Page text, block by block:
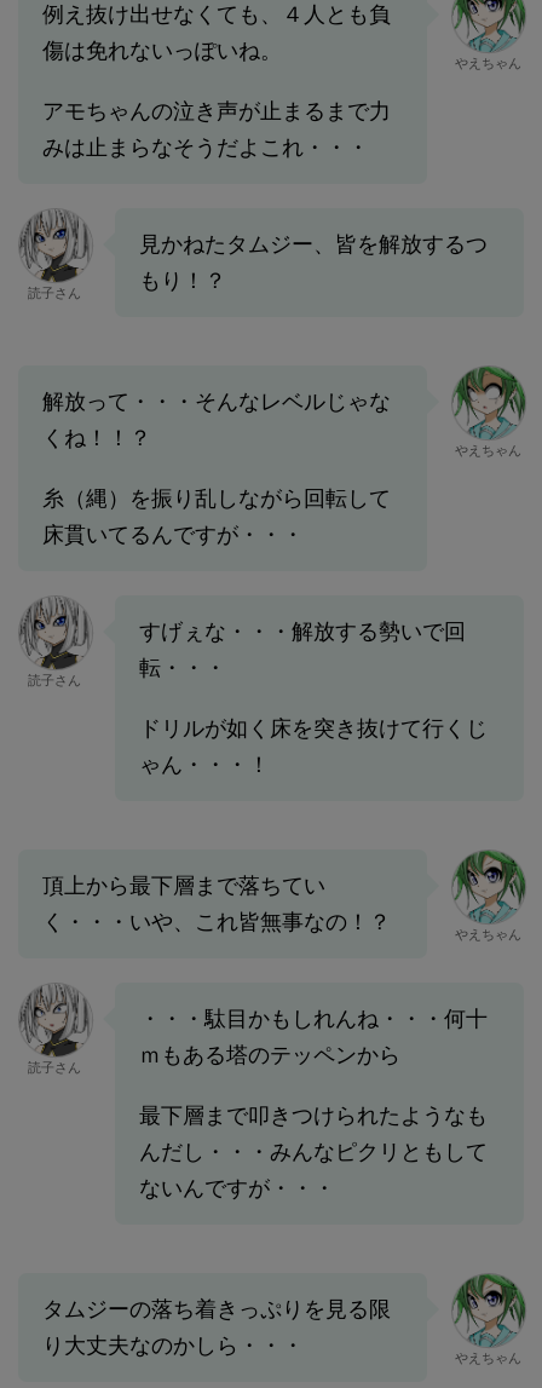
例え抜け出せなくても、４人とも負
傷は免れないっぽいね。
アモちゃんの泣き声が止まるまで力
みは止まらなそうだよこれ・・・
やえちゃん
読子さん
見かねたタムジー、皆を解放するつ
もり！？
解放って・・・そんなレベルじゃな
くね！！？
糸（縄）を振り乱しながら回転して
床貫いてるんですが・・・
やえちゃん
読子さん
すげぇな・・・解放する勢いで回
転・・・
ドリルが如く床を突き抜けて行くじ
ゃん・・・！
頂上から最下層まで落ちてい
く・・・いや、これ皆無事なの！？
やえちゃん
読子さん
・・・駄目かもしれんね・・・何十
ｍもある塔のテッペンから
最下層まで叩きつけられたようなも
んだし・・・みんなピクリともして
ないんですが・・・
タムジーの落ち着きっぷりを見る限
り大丈夫なのかしら・・・
やえちゃん